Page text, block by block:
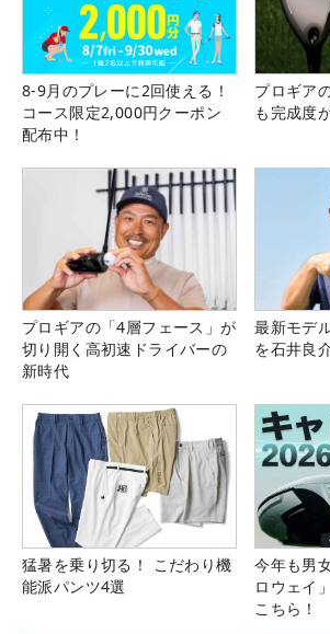
8-9月のプレーに2回使える！
コース限定2,000円クーポン
配布中！
プロギア
も完成度
プロギアの「4層フェース」が
切り開く高初速ドライバーの
新時代
最新モデ
を石井良
猛暑を乗り切る！ こだわり機
能派パンツ4選
今年も男
ロウェイ
こちら！